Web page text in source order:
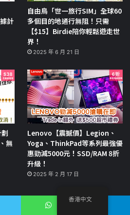
計
自由鳥「世一旅行SIM」全球60
多個目的地通行無阻！只需
【$15】Birdie陪你輕鬆遊走世
界！
2025 年 6 月 21 日
無
Lenovo【震撼價】Legion、
Yoga、ThinkPad等系列最強優
惠勁減5000元！SSD/RAM 8折
升級！
2025 年 2 月 17 日
香港中文